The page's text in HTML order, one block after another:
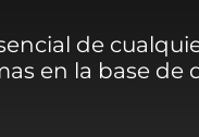
de
en la base